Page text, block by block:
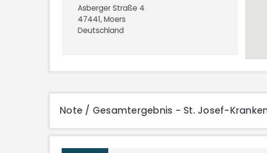
Asberger Straße 4
47441, Moers
Deutschland
Note / Gesamtergebnis - St. Josef-